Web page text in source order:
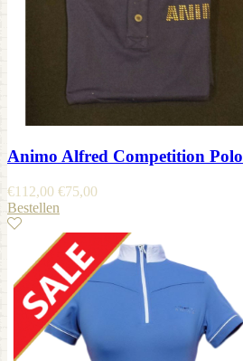
Animo Alfred Competition Polo
€112,00 €75,00
Bestellen